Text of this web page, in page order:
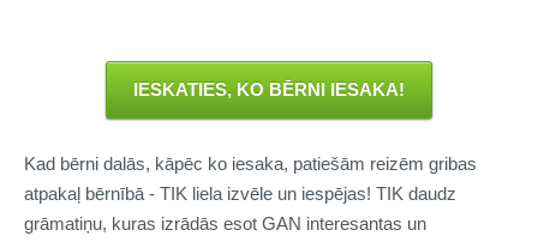
IESKATIES, KO BĒRNI IESAKA!
Kad bērni dalās, kāpēc ko iesaka, patiešām reizēm gribas
atpakaļ bērnībā - TIK liela izvēle un iespējas! TIK daudz
grāmatiņu, kuras izrādās esot GAN interesantas un